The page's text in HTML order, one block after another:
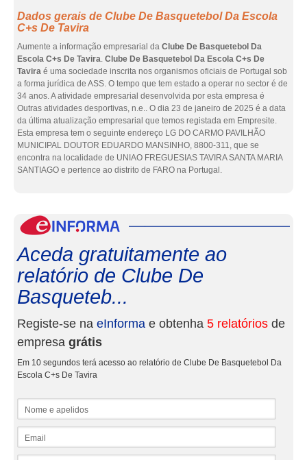
Dados gerais de Clube De Basquetebol Da Escola
C+s De Tavira
Aumente a informação empresarial da Clube De Basquetebol Da
Escola C+s De Tavira. Clube De Basquetebol Da Escola C+s De
Tavira é uma sociedade inscrita nos organismos oficiais de Portugal sob
a forma jurídica de ASS. O tempo que tem estado a operar no sector é de
34 anos. A atividade empresarial desenvolvida por esta empresa é
Outras atividades desportivas, n.e.. O dia 23 de janeiro de 2025 é a data
da última atualização empresarial que temos registada em Empresite.
Esta empresa tem o seguinte endereço LG DO CARMO PAVILHÃO
MUNICIPAL DOUTOR EDUARDO MANSINHO, 8800-311, que se
encontra na localidade de UNIAO FREGUESIAS TAVIRA SANTA MARIA
SANTIAGO e pertence ao distrito de FARO na Portugal.
Aceda gratuitamente ao
relatório de Clube De
Basqueteb...
Registe-se na eInforma e obtenha 5 relatórios de
empresa grátis
Em 10 segundos terá acesso ao relatório de Clube De Basquetebol Da
Escola C+s De Tavira